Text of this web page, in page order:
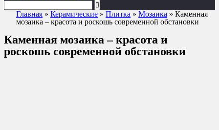
Главная » Керамические » Плитка » Мозаика » Каменная
мозаика – красота и роскошь современной обстановки
Каменная мозаика – красота и
роскошь современной обстановки